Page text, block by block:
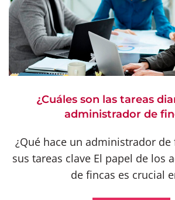
¿Cuáles son las tareas
administrador de
¿Qué hace un administrador de
sus tareas clave El papel de los
de fincas es crucial